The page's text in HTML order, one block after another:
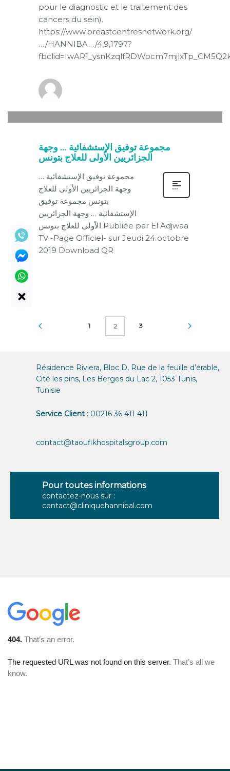
pour le diagnostic et le traitement des
cancers du sein).
https://www.breastcentresnetwork.org/
…/HANNIBA…/4,9,1797?
مجموعة توفيق الإستشفائية … وجهة
الجزائريين الأولى للعلاج بتونس
مجموعة توفيق الإستشفائية …
وجهة الجزائريين الأولى للعلاج
بتونس مجموعة توفيق
الإستشفائية … وجهة الجزائريين
الأولى للعلاج بتونس Publiée par El Adjwaa
TV -Page Officiel- sur Jeudi 24 octobre
2019 Download QR
1 2 3
Résidence Riviera, Bloc D, Rue de la feuille d’érable,
Cité les pins, Les Berges du Lac 2, 1053 Tunis,
Tunisie
Service Client : 00216 36 411 411
contact@taoufikhospitalsgroup.com
Pour toutes informations
contactez-nous sur :
contact@cliniquehannibal.com